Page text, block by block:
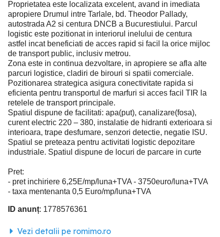
Proprietatea este localizata excelent, avand in imediata
apropiere Drumul intre Tarlale, bd. Theodor Pallady,
autostrada A2 si centura DNCB a Bucurestiului. Parcul
logistic este pozitionat in interiorul inelului de centura
astfel incat beneficiati de acces rapid si facil la orice mijloc
de transport public, inclusiv metrou.
Zona este in continua dezvoltare, in apropiere se afla alte
parcuri logistice, cladiri de birouri si spatii comerciale.
Pozitionarea strategica asigura conectivitate rapida si
eficienta pentru transportul de marfuri si acces facil TIR la
retelele de transport principale.
Spatiul dispune de facilitati: apa(put), canalizare(fosa),
curent electric 220 – 380, instalatie de hidranti exterioara si
interioara, trape desfumare, senzori detectie, negatie ISU.
Spatiul se preteaza pentru activitati logistic depozitare
industriale. Spatiul dispune de locuri de parcare in curte
Pret:
- pret inchiriere 6,25E/mp/luna+TVA - 3750euro/luna+TVA
- taxa mentenanta 0,5 Euro/mp/luna+TVA
ID anunț: 1778576361
Vezi detalii pe romimo.ro